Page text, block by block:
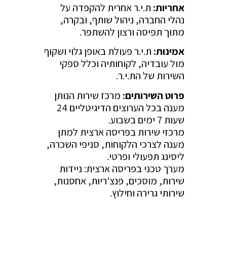
אחריות: ת.י.ר אחרית להקפדה על
נהלי החברה, ניהול שותף, ובקרה,
מתוך תפיסה ורצון להשתפר.
אמינות: ת.י.ר פעולת באופן גלוי ושקוף
מול עובדיה, לקוחותיה וכלל ספקי
השירות של הת.י.ר.
פרוט השירותים: מרכז שירות הנותן
מענה בכל הערוצים הדיגיטליים 24
שעות 7 ימים בשבוע.
מרכזי שירות בפריסה ארצית למתן
מענה לצרכי הלקוחות, סניפי השכרה,
ליסינג תפעולי ופרטי.
מערך טכני בפריסה ארצית: ניידות
שירות, מוסכים, פנצ'ריות, אחסנות,
שירותי גרירה וחילוץ.